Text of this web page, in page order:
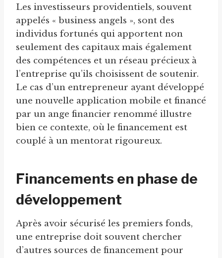
Les investisseurs providentiels, souvent
appelés « business angels », sont des
individus fortunés qui apportent non
seulement des capitaux mais également
des compétences et un réseau précieux à
l’entreprise qu’ils choisissent de soutenir.
Le cas d’un entrepreneur ayant développé
une nouvelle application mobile et financé
par un ange financier renommé illustre
bien ce contexte, où le financement est
couplé à un mentorat rigoureux.
Financements en phase de
développement
Après avoir sécurisé les premiers fonds,
une entreprise doit souvent chercher
d’autres sources de financement pour